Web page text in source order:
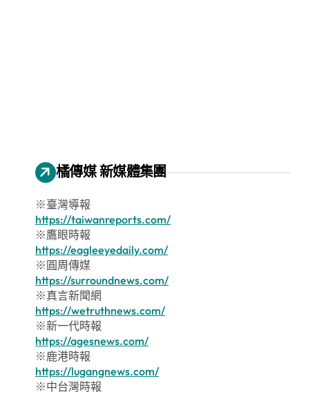
橘傳媒 新媒體集團
※臺灣導報
https://taiwanreports.com/
※鷹眼時報
https://eagleeyedaily.com/
※圓周傳媒
https://surroundnews.com/
※真言新聞網
https://wetruthnews.com/
※新一代時報
https://agesnews.com/
※鹿港時報
https://lugangnews.com/
※中台灣時報